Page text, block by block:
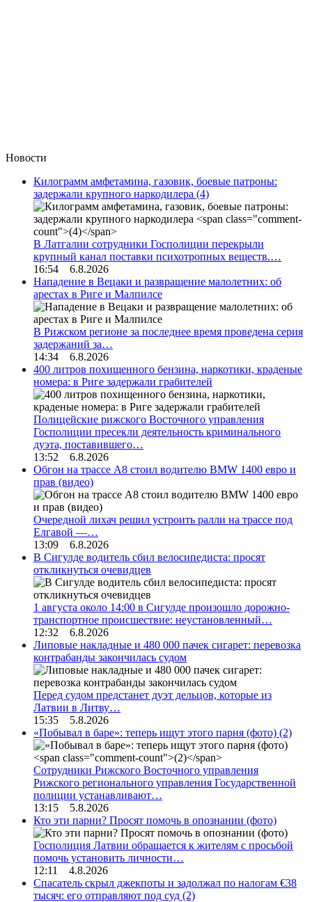
Новости
Килограмм амфетамина, газовик, боевые патроны:
задержали крупного наркодилера (4)
В Латгалии сотрудники Госполиции перекрыли
крупный канал поставки психотропных веществ.…
16:54 6.8.2026
Нападение в Вецаки и развращение малолетних: об
арестах в Риге и Малпилсе
В Рижском регионе за последнее время проведена серия
задержаний за…
14:34 6.8.2026
400 литров похищенного бензина, наркотики, краденые
номера: в Риге задержали грабителей
Полицейские рижского Восточного управления
Госполиции пресекли деятельность криминального
дуэта, поставившего…
13:52 6.8.2026
Обгон на трассе А8 стоил водителю BMW 1400 евро и
прав (видео)
Очередной лихач решил устроить ралли на трассе под
Елгавой —…
13:09 6.8.2026
В Сигулде водитель сбил велосипедиста: просят
откликнуться очевидцев
1 августа около 14:00 в Сигулде произошло дорожно-
транспортное происшествие: неустановленный…
12:32 6.8.2026
Липовые накладные и 480 000 пачек сигарет: перевозка
контрабанды закончилась судом
Перед судом предстанет дуэт дельцов, которые из
Латвии в Литву…
15:35 5.8.2026
«Побывал в баре»: теперь ищут этого парня (фото) (2)
Сотрудники Рижского Восточного управления
Рижского регионального управления Государственной
полиции устанавливают…
13:15 5.8.2026
Кто эти парни? Просят помочь в опознании (фото)
Госполиция Латвии обращается к жителям с просьбой
помочь установить личности…
12:11 4.8.2026
Спасатель скрыл джекпоты и задолжал по налогам €38
тысяч: его отправляют под суд (2)